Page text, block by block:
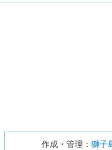
作成・管理： 獅子